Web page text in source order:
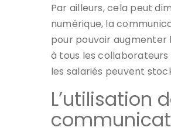
Par ailleurs, cela peut
numérique, la
pour pouvoir augmenter
à tous les
les salariés peuvent
L’utilisation